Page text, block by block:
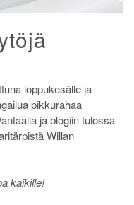
loppukesälle ja
pikkurahaa
ja blogiin tulossa
Willan
kaikille!